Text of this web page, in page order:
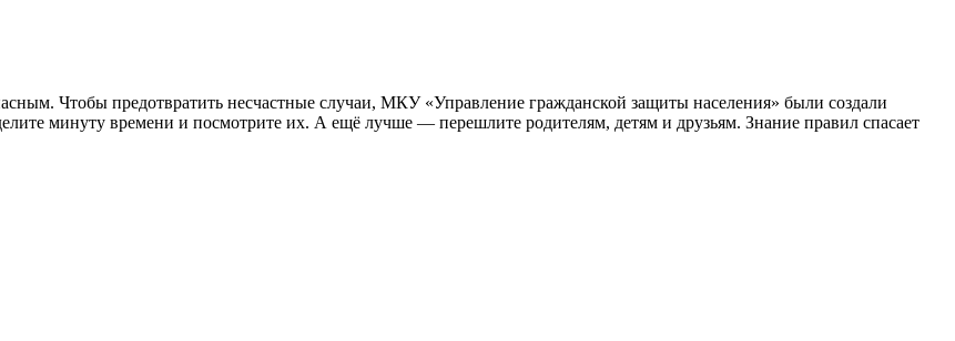
Чтобы предотвратить несчастные случаи, МКУ «Управление гражданской защиты населения» были создали
минуту времени и посмотрите их. А ещё лучше — перешлите родителям, детям и друзьям. Знание правил спасает